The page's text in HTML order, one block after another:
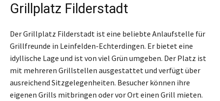
Grillplatz Filderstadt
Der Grillplatz Filderstadt ist eine beliebte Anlaufstelle für
Grillfreunde in Leinfelden-Echterdingen. Er bietet eine
idyllische Lage und ist von viel Grün umgeben. Der Platz ist
mit mehreren Grillstellen ausgestattet und verfügt über
ausreichend Sitzgelegenheiten. Besucher können ihre
eigenen Grills mitbringen oder vor Ort einen Grill mieten.